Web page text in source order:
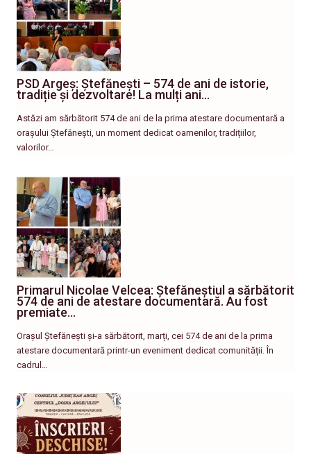
PSD Argeș: Ștefănești – 574 de ani de istorie,
tradiție și dezvoltare! La mulți ani…
Astăzi am sărbătorit 574 de ani de la prima atestare documentară a
orașului Ștefănești, un moment dedicat oamenilor, tradițiilor,
valorilor…
Primarul Nicolae Velcea: Ștefăneștiul a sărbătorit
574 de ani de atestare documentară. Au fost
premiate…
Orașul Ștefănești și-a sărbătorit, marți, cei 574 de ani de la prima
atestare documentară printr-un eveniment dedicat comunității. În
cadrul…